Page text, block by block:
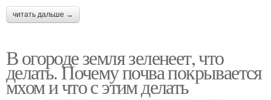
читать дальше →
В огороде земля зеленеет, что
делать. Почему почва покрывается
мхом и что с этим делать